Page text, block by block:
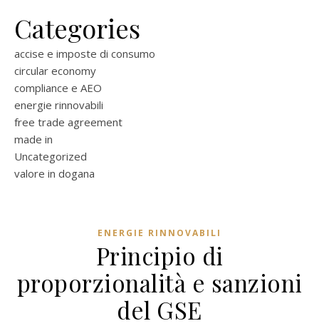
Categories
accise e imposte di consumo
circular economy
compliance e AEO
energie rinnovabili
free trade agreement
made in
Uncategorized
valore in dogana
ENERGIE RINNOVABILI
Principio di
proporzionalità e sanzioni
del GSE